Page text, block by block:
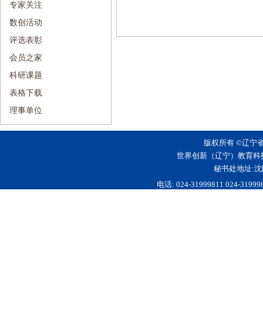
专家关注
数创活动
评选表彰
会员之家
科研课题
表格下载
理事单位
版权所有 ©辽宁
世界创新（辽宁）教育
秘书处地址:
电话: 024-31999811 024-